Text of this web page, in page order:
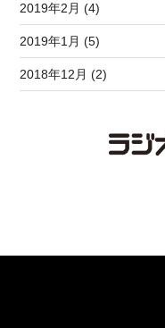
2019年2月 (4)
2019年1月 (5)
2018年12月 (2)